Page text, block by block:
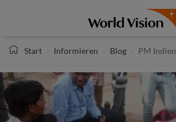
Start
Informieren Blog PM Indien